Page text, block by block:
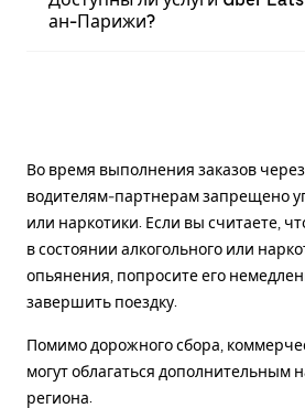
ан-Парижи?
Во время выполнения заказов
водителям-партнерам запрещено
или наркотики. Если вы считаете,
в состоянии алкогольного или
опьянения, попросите его
завершить поездку.
Помимо дорожного сбора,
могут облагаться дополнительным
региона.